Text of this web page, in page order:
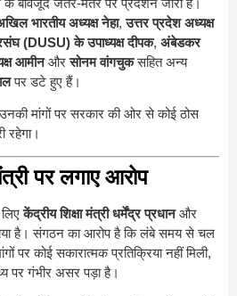
भारतीय अध्यक्ष नेहा,उत्तर प्रदेश अध्यक्ष
(DUSU) के उपाध्यक्ष दीपक, अंबेडकर
आमीनऔरसोनम वांगचुकसहित अन्य
पर डटे हुए हैं।
उनकी मांगों पर सरकार की ओर से कोई ठोस
रहेगा।
पर लगाए आरोप
केंद्रीय शिक्षा मंत्री धर्मेंद्र प्रधानऔर
है। संगठन का आरोप है कि लंबे समय से चल
पर कोई सकारात्मक प्रतिक्रिया नहीं मिली,
पर गंभीर असर पड़ा है।